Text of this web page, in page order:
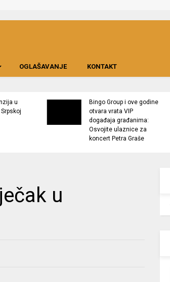
OGLAŠAVANJE KONTAKT
u
Bingo Group i ove godine
otvara vrata VIP
događaja građanima:
Osvojite ulaznice za
koncert Petra Graše
u